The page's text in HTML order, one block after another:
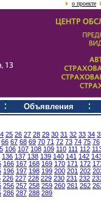
о проекте
Объявления
25 26 27 28 29 30 31 32 33 34
66 67 68 69 70 71 72 73 74 75 76
106 107 108 109 110 111 112
136 137 138 139 140 141 142
166 167 168 169 170 171 172
196 197 198 199 200 201 202
226 227 228 229 230 231 232
256 257 258 259 260 261 262
286 287 288 289